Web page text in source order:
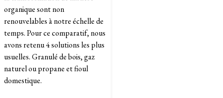
organique sont non
renouvelables à notre échelle de
temps. Pour ce comparatif, nous
avons retenu 4 solutions les plus
usuelles. Granulé de bois, gaz
naturel ou propane et fioul
domestique.